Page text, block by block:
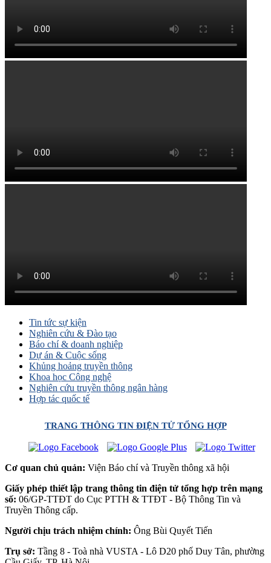
Tin tức sự kiện
Nghiên cứu & Đào tạo
Báo chí & doanh nghiệp
Dự án & Cuộc sống
Khủng hoảng truyền thông
Khoa học Công nghệ
Nghiên cứu truyền thông ngân hàng
Hợp tác quốc tế
TRANG THÔNG TIN ĐIỆN TỬ TỔNG HỢP
Cơ quan chủ quản: Viện Báo chí và Truyền thông xã hội
Giấy phép thiết lập trang thông tin điện tử tổng hợp trên mạng
số: 06/GP-TTĐT do Cục PTTH & TTĐT - Bộ Thông Tin và
Truyền Thông cấp.
Người chịu trách nhiệm chính: Ông Bùi Quyết Tiến
Trụ sở: Tầng 8 - Toà nhà VUSTA - Lô D20 phố Duy Tân, phường